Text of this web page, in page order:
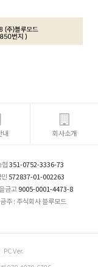
내 회사소개
협351-0752-3336-73
572837-01-002263
금고9005-0001-4473-8
주 : 주식회사 블루모드
PC Ver.